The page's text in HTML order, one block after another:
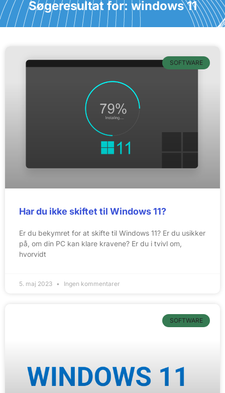
Søgeresultat for: windows 11
SOFTWARE
Har du ikke skiftet til Windows 11?
Er du bekymret for at skifte til Windows 11? Er du usikker
på, om din PC kan klare kravene? Er du i tvivl om,
hvorvidt
5. maj 2023 Ingen kommentarer
SOFTWARE